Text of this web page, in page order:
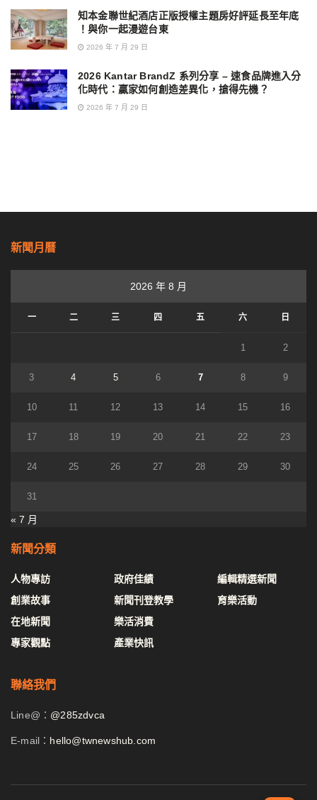
知本金聯世紀酒店正版授權主題房好評延長至年底
！與你一起漫遊台東
2026 年 7 月 29 日
2026 Kantar BrandZ 系列分享 – 速食品牌進入分
化時代：贏家如何創造差異化，搶得先機？
2026 年 7 月 29 日
新聞月曆
2026 年 8 月
一 二 三 四 五 六 日
1 2
3 4 5 6 7 8 9
10 11 12 13 14 15 16
17 18 19 20 21 22 23
24 25 26 27 28 29 30
31
« 7 月
新聞分類
人物專訪
創業故事
在地新聞
專家觀點
政府佳績
新聞刊登教學
樂活消費
產業快訊
編輯精選新聞
育樂活動
聯絡我們
Line@： @285zdvca
E-mail： hello@twnewshub.com